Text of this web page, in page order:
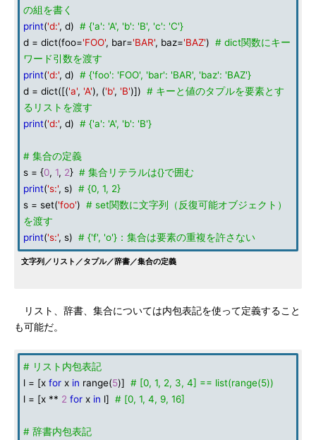
の組を書く
print('d:', d) # {'a': 'A', 'b': 'B', 'c': 'C'}
d = dict(foo='FOO', bar='BAR', baz='BAZ') # dict関数にキー
ワード引数を渡す
print('d:', d) # {'foo': 'FOO', 'bar': 'BAR', 'baz': 'BAZ'}
d = dict([('a', 'A'), ('b', 'B')]) # キーと値のタプルを要素とす
るリストを渡す
print('d:', d) # {'a': 'A', 'b': 'B'}
# 集合の定義
s = {0, 1, 2} # 集合リテラルは{}で囲む
print('s:', s) # {0, 1, 2}
s = set('foo') # set関数に文字列（反復可能オブジェクト）
を渡す
print('s:', s) # {'f', 'o'}：集合は要素の重複を許さない
文字列／リスト／タプル／辞書／集合の定義
リスト、辞書、集合については内包表記を使って定義すること
も可能だ。
# リスト内包表記
l = [x for x in range(5)] # [0, 1, 2, 3, 4] == list(range(5))
l = [x ** 2 for x in l] # [0, 1, 4, 9, 16]
# 辞書内包表記